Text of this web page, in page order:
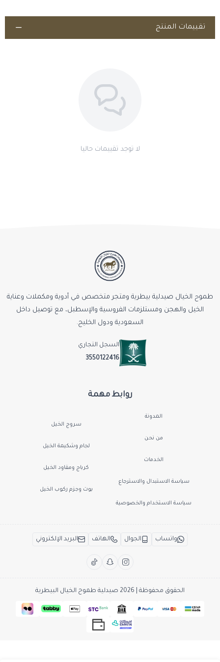
تقييمات المنتج
لا توجد تقييمات حاليا
روابط مهمة
المدونة
من نحن
الخدمات
سياسة الاستبدال والاسترجاع
سياسة الاستخدام والخصوصية
سروج الخيل
لجام وشكيمة الخيل
كرباج ومقاود الخيل
بوت وجزم ركوب الخيل
طموح الخيال صيدلية بيطرية ومتجر متخصص في أدوية ومكملات وعناية
الخيل والهجن ومستلزمات الفروسية والإسطبل، مع توصيل داخل
السعودية ودول الخليج.
السجل التجاري
3550122416
واتساب الجوال الهاتف البريد الإلكتروني
الحقوق محفوظة | 2026 صيدلية طموح الخيال البيطرية